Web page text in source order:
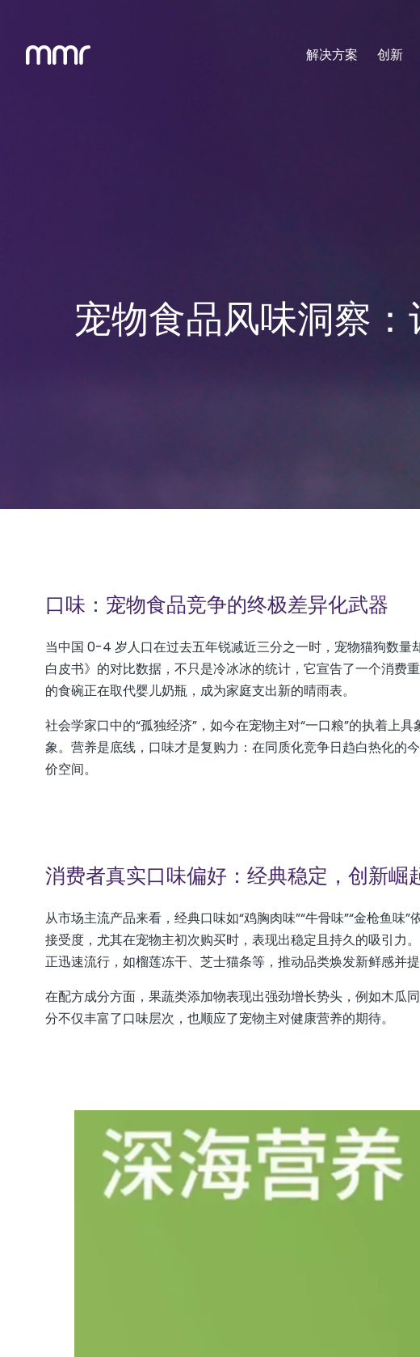
解决方案 创新
宠物食品风味洞察
口味：宠物食品竞争的终极差异化武器
当中国 0-4 岁人口在过去五年锐减近三分之一时，宠物猫狗数
白皮书》的对比数据，不只是冷冰冰的统计，它宣告了一个消费
的食碗正在取代婴儿奶瓶，成为家庭支出新的晴雨表。
社会学家口中的“孤独经济”，如今在宠物主对“一口粮”的执着上
象。营养是底线，口味才是复购力：在同质化竞争日趋白热化的
价空间。
消费者真实口味偏好：经典稳定，创新崛
从市场主流产品来看，经典口味如“鸡胸肉味”“牛骨味”“金枪鱼
接受度，尤其在宠物主初次购买时，表现出稳定且持久的吸引力
正迅速流行，如榴莲冻干、芝士猫条等，推动品类焕发新鲜感并提
在配方成分方面，果蔬类添加物表现出强劲增长势头，例如木瓜
分不仅丰富了口味层次，也顺应了宠物主对健康营养的期待。